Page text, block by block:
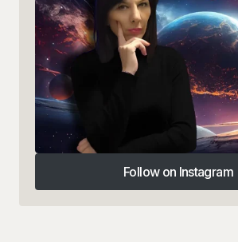
Follow on Instagram
Follow on Instagram